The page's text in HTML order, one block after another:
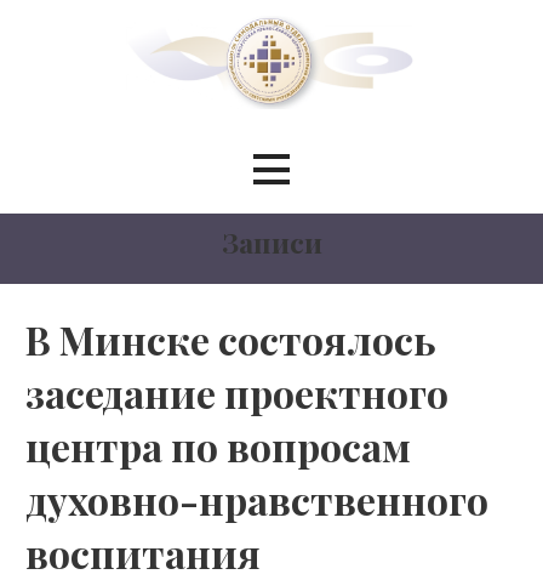
Синодальный отдел по
сотрудничеству со светскими
учреждениями образования
БЕЛОРУССКИЙ ЭКЗАРХАТ
МОСКОВСКИЙ ПАТРИАРХАТ
Записи
В Минске состоялось
заседание проектного
центра по вопросам
духовно-нравственного
воспитания